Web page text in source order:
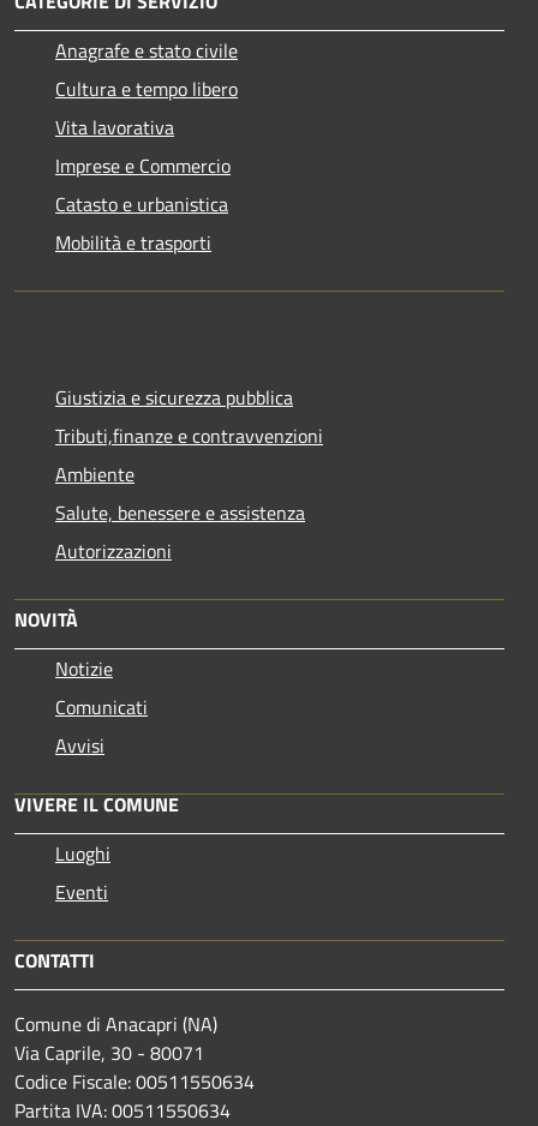
Anagrafe e stato civile
Cultura e tempo libero
Vita lavorativa
Imprese e Commercio
Catasto e urbanistica
Mobilità e trasporti
Giustizia e sicurezza pubblica
Tributi,finanze e contravvenzioni
Ambiente
Salute, benessere e assistenza
Autorizzazioni
NOVITÀ
Notizie
Comunicati
Avvisi
VIVERE IL COMUNE
Luoghi
Eventi
CONTATTI
Comune di Anacapri (NA)
Via Caprile, 30 - 80071
Codice Fiscale: 00511550634
Partita IVA: 00511550634